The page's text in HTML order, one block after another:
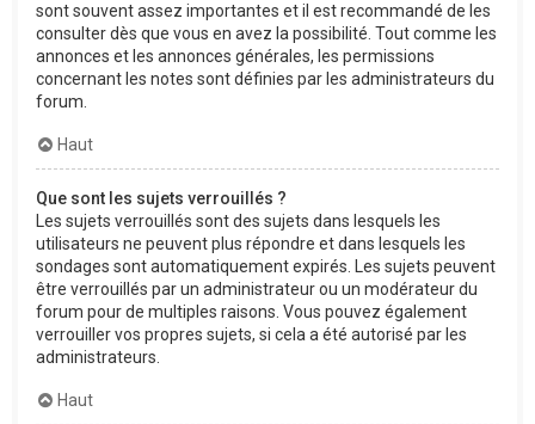
sont souvent assez importantes et il est recommandé de les
consulter dès que vous en avez la possibilité. Tout comme les
annonces et les annonces générales, les permissions
concernant les notes sont définies par les administrateurs du
forum.
Haut
Que sont les sujets verrouillés ?
Les sujets verrouillés sont des sujets dans lesquels les
utilisateurs ne peuvent plus répondre et dans lesquels les
sondages sont automatiquement expirés. Les sujets peuvent
être verrouillés par un administrateur ou un modérateur du
forum pour de multiples raisons. Vous pouvez également
verrouiller vos propres sujets, si cela a été autorisé par les
administrateurs.
Haut